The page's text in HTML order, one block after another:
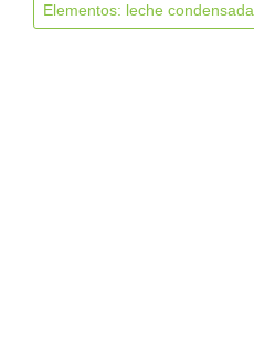
Elementos: leche condensada